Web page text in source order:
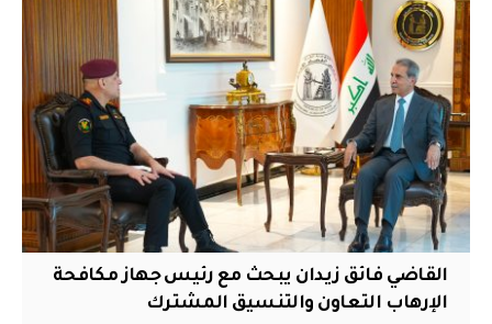
القاضي فائق زيدان يبحث مع رئيس جهاز مكافحة
الإرهاب التعاون والتنسيق المشترك